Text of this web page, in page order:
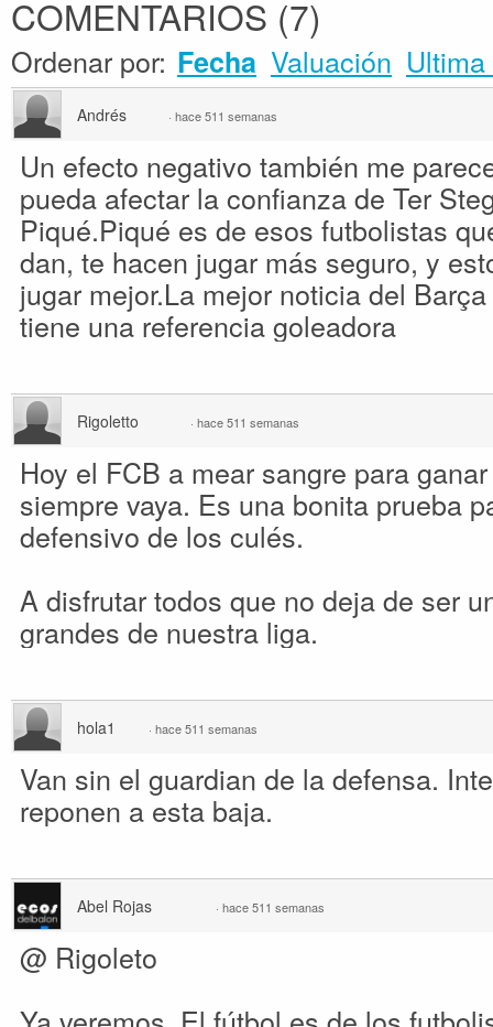
COMENTARIOS (7)
Ordenar por: Fecha Valuación
Andrés · hace 511 semanas
Un efecto negativo también me
pueda afectar la confianza de Ter
Piqué.Piqué es de esos futbolistas
dan, te hacen jugar más seguro, y
jugar mejor.La mejor noticia del
tiene una referencia goleadora
Rigoletto · hace 511 semanas
Hoy el FCB a mear sangre para
siempre vaya. Es una bonita prueba
defensivo de los culés.
A disfrutar todos que no deja de ser
grandes de nuestra liga.
hola1 · hace 511 semanas
Van sin el guardian de la defensa.
reponen a esta baja.
Abel Rojas · hace 511 semanas
@ Rigoleto